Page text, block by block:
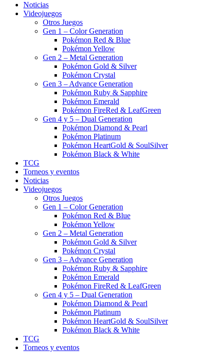
Noticias
Videojuegos
Otros Juegos
Gen 1 – Color Generation
Pokémon Red & Blue
Pokémon Yellow
Gen 2 – Metal Generation
Pokémon Gold & Silver
Pokémon Crystal
Gen 3 – Advance Generation
Pokémon Ruby & Sapphire
Pokémon Emerald
Pokémon FireRed & LeafGreen
Gen 4 y 5 – Dual Generation
Pokémon Diamond & Pearl
Pokémon Platinum
Pokémon HeartGold & SoulSilver
Pokémon Black & White
TCG
Torneos y eventos
Noticias
Videojuegos
Otros Juegos
Gen 1 – Color Generation
Pokémon Red & Blue
Pokémon Yellow
Gen 2 – Metal Generation
Pokémon Gold & Silver
Pokémon Crystal
Gen 3 – Advance Generation
Pokémon Ruby & Sapphire
Pokémon Emerald
Pokémon FireRed & LeafGreen
Gen 4 y 5 – Dual Generation
Pokémon Diamond & Pearl
Pokémon Platinum
Pokémon HeartGold & SoulSilver
Pokémon Black & White
TCG
Torneos y eventos